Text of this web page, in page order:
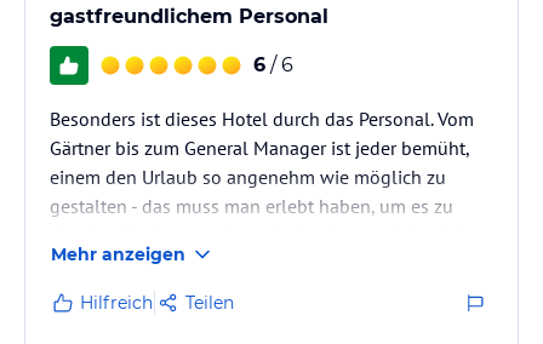
gastfreundlichem Personal
6 / 6
Besonders ist dieses Hotel durch das Personal. Vom
Gärtner bis zum General Manager ist jeder bemüht,
einem den Urlaub so angenehm wie möglich zu
gestalten - das muss man erlebt haben, um es zu
Schönheitsreparaturen in der ganzen Anlage
gemacht, alles ist wertiger geworden.
Mehr anzeigen
Hilfreich Teilen